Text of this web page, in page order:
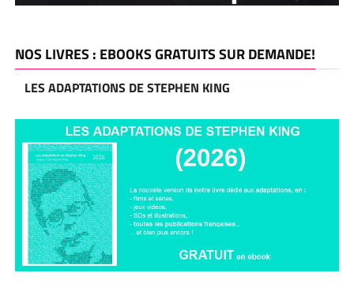
NOS LIVRES : EBOOKS GRATUITS SUR DEMANDE!
LES ADAPTATIONS DE STEPHEN KING